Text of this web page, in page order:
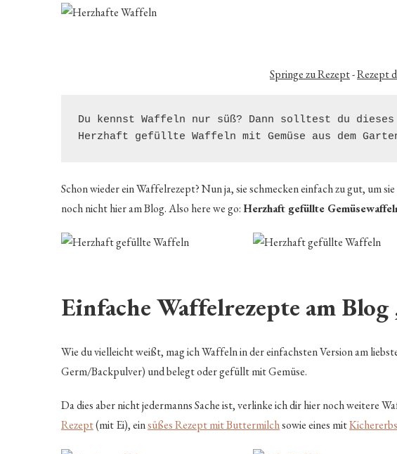
Springe zu Rezept-Rezept
Du kennst Waffeln nur süß? Dann solltest du
Herzhaft gefüllte Waffeln mit Gemüse aus dem
Schon wieder ein Waffelrezept? Nun ja, sie schmecken einfach zu gut, um
noch nicht hier am Blog. Also here we go:Herzhaft gefüllte
Einfache Waffelrezepte am Blog
Wie du vielleicht weißt, mag ich Waffeln in der einfachsten Version am
Germ/Backpulver) und belegt oder gefüllt mit Gemüse.
Da dies aber nicht jedermanns Sache ist, verlinke ich dir hier noch weitere
Rezept(mit Ei), einsüßes Rezept mit Buttermilchsowie eines mit